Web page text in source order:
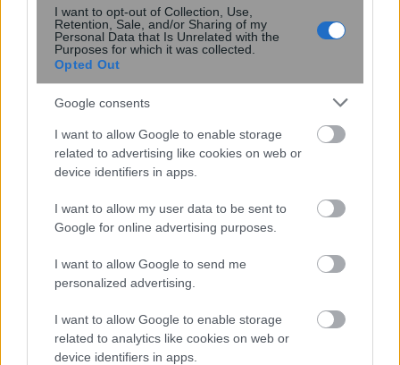
I want to opt-out of Collection, Use,
Retention, Sale, and/or Sharing of my
Personal Data that Is Unrelated with the
Purposes for which it was collected.
Opted Out
Google consents
I want to allow Google to enable storage
related to advertising like cookies on web or
device identifiers in apps.
I want to allow my user data to be sent to
Google for online advertising purposes.
I want to allow Google to send me
personalized advertising.
I want to allow Google to enable storage
related to analytics like cookies on web or
device identifiers in apps.
, 17 Φεβρουαρίου 2016 || Επιχειρήσεις
Μιωνικές Γραμμές: Απέκτησαν το 3,91%
της HSW- Συμφωνία για αυξήσεις
μισθών το 2016-17